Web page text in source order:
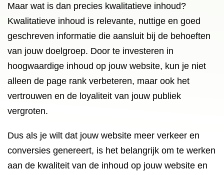
Maar wat is dan precies kwalitatieve inhoud?
Kwalitatieve inhoud is relevante, nuttige en goed
geschreven informatie die aansluit bij de behoeften
van jouw doelgroep. Door te investeren in
hoogwaardige inhoud op jouw website, kun je niet
alleen de page rank verbeteren, maar ook het
vertrouwen en de loyaliteit van jouw publiek
vergroten.
Dus als je wilt dat jouw website meer verkeer en
conversies genereert, is het belangrijk om te werken
aan de kwaliteit van de inhoud op jouw website en